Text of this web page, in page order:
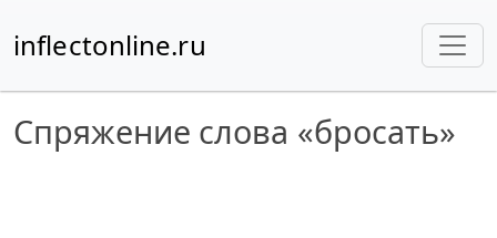
inflectonline.ru
Спряжение слова «бросать»